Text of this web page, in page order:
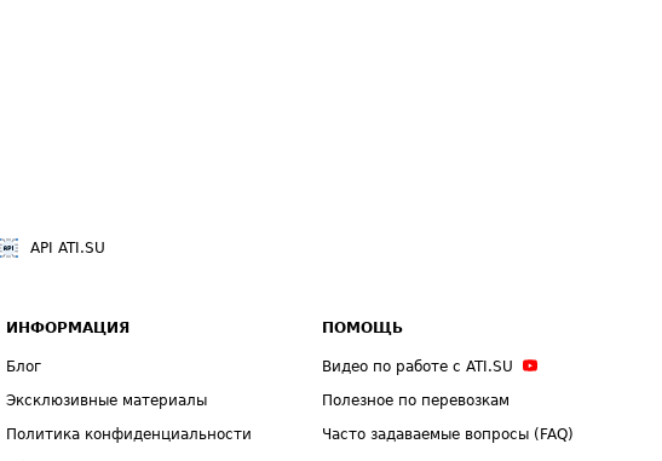
API ATI.SU
ИНФОРМАЦИЯ
Блог
Эксклюзивные материалы
Политика конфиденциальности
ПОМОЩЬ
Видео по работе с ATI.SU
Полезное по перевозкам
Часто задаваемые вопросы (FAQ)